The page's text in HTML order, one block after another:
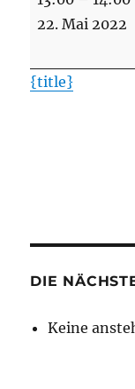
gegen
Holdenstedt
II
22. Mai 2022
{title}
DIE
Keine